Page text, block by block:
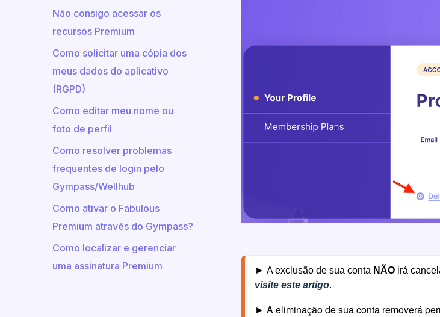
Não consigo acessar os
recursos Premium
Como solicitar uma cópia dos
meus dados do aplicativo
(RGPD)
Como editar meu nome ou
foto de perfil
Como resolver problemas
frequentes de login pelo
Gympass/Wellhub
Como ativar o Fabulous
Premium através do Gympass?
Como localizar e gerenciar
uma assinatura Premium
► A exclusão de sua conta NÃO
visite este artigo.
► A eliminação de sua conta removerá